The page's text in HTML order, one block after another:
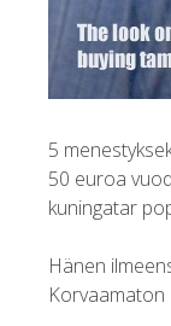
5
50 euroa
kuningatar
Hänen
Korvaamaton